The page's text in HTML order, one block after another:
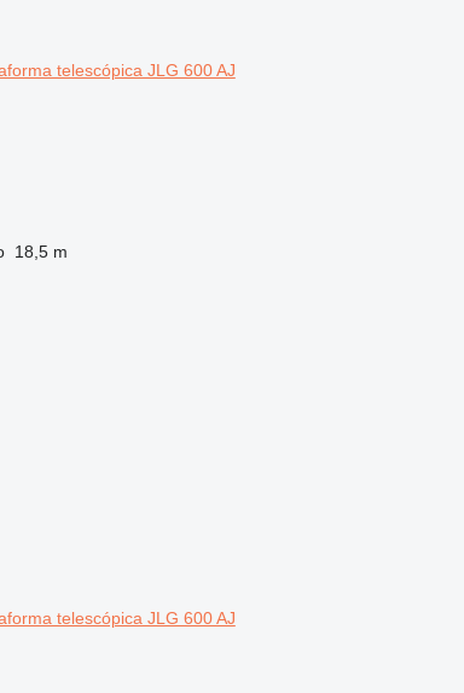
telescópica JLG 600 AJ
18,5 m
telescópica JLG 600 AJ